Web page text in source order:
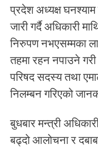
प्रदेश अध्यक्ष घनश्याम
जारी गर्दै अधिकारी
निरुपण नभएसम्मका
तहमा रहन नपाउने गरी
परिषद सदस्य तथा
निलम्बन गरिएको
बुधबार मन्त्री
बढ्दो आलोचना र